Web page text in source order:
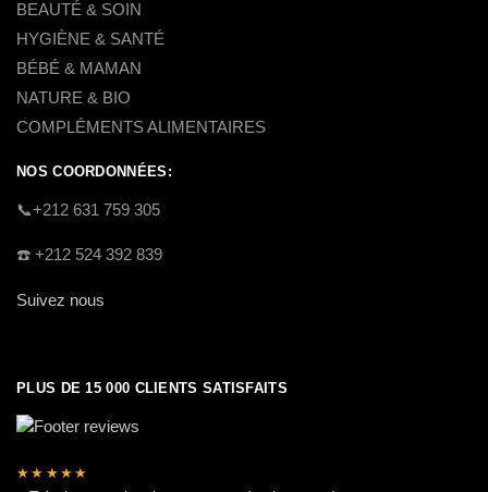
BEAUTÉ & SOIN
HYGIÈNE & SANTÉ
BÉBÉ & MAMAN
NATURE & BIO
COMPLÉMENTS ALIMENTAIRES
NOS COORDONNÉES:
​📞+212 631 759 305
☎️​ +212 524 392 839
Suivez nous
PLUS DE 15 000 CLIENTS SATISFAITS
★★★★★